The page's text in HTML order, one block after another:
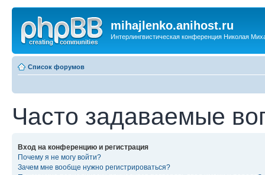
mihajlenko.anihost.ru
Интерлингвистическая конференция Николая
Список форумов
Часто задаваемые
Вход на конференцию и регистрация
Почему я не могу войти?
Зачем мне вообще нужно регистрироваться?